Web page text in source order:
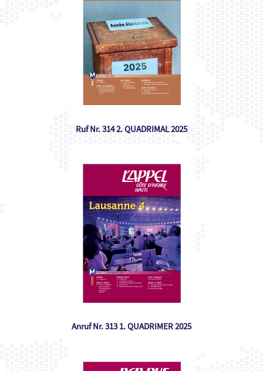
Ruf Nr. 314 2. QUADRIMAL 2025
Anruf Nr. 313 1. QUADRIMER 2025